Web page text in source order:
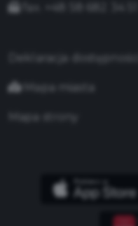
Mapa miasta